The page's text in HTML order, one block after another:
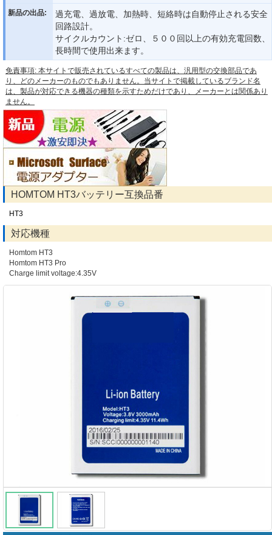
新品の出品:
過充電、過放電、加熱時、短絡時は自動停止される安全
回路設計。
サイクルカウント:ゼロ、５００回以上の有効充電回数、
長時間で使用出来ます。
免責事項: 本サイトで販売されているすべての製品は、汎用型の交換部品であ
り、どのメーカーのものでもありません。当サイトで掲載しているブランド名
は、製品が対応できる機器の種類を示すためだけであり、メーカーとは関係あり
ません。
HOMTOM HT3バッテリー互換品番
HT3
対応機種
Homtom HT3
Homtom HT3 Pro
Charge limit voltage:4.35V